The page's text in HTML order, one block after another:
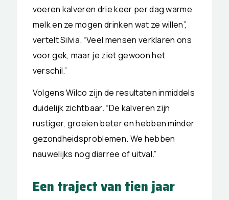
voeren kalveren drie keer per dag warme
melk en ze mogen drinken wat ze willen”,
vertelt Silvia. “Veel mensen verklaren ons
voor gek, maar je ziet gewoon het
verschil.”
Volgens Wilco zijn de resultaten inmiddels
duidelijk zichtbaar. “De kalveren zijn
rustiger, groeien beter en hebben minder
gezondheidsproblemen. We hebben
nauwelijks nog diarree of uitval.”
Een traject van tien jaar